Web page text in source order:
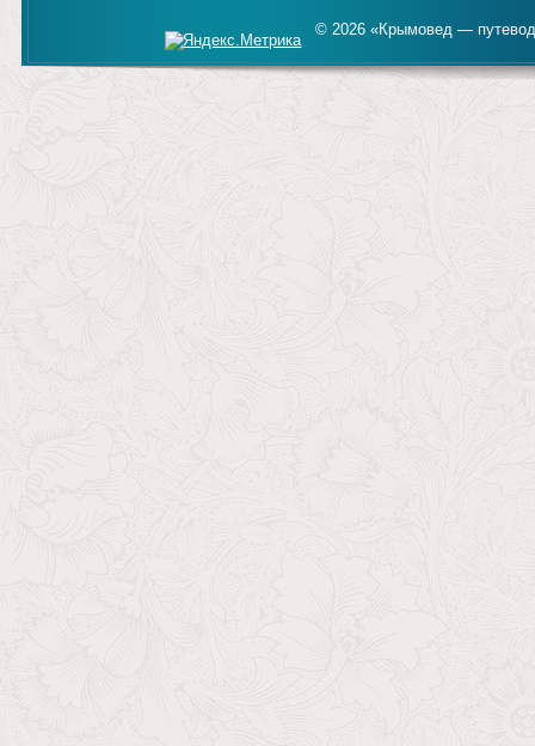
© 2026 «Крымовед —